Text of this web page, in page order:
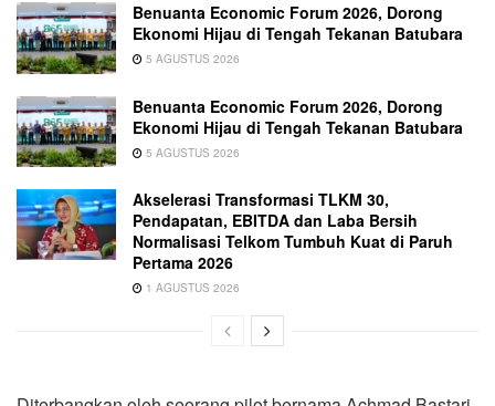
Benuanta Economic Forum 2026, Dorong
Ekonomi Hijau di Tengah Tekanan Batubara
5 AGUSTUS 2026
Benuanta Economic Forum 2026, Dorong
Ekonomi Hijau di Tengah Tekanan Batubara
5 AGUSTUS 2026
Akselerasi Transformasi TLKM 30,
Pendapatan, EBITDA dan Laba Bersih
Normalisasi Telkom Tumbuh Kuat di Paruh
Pertama 2026
1 AGUSTUS 2026